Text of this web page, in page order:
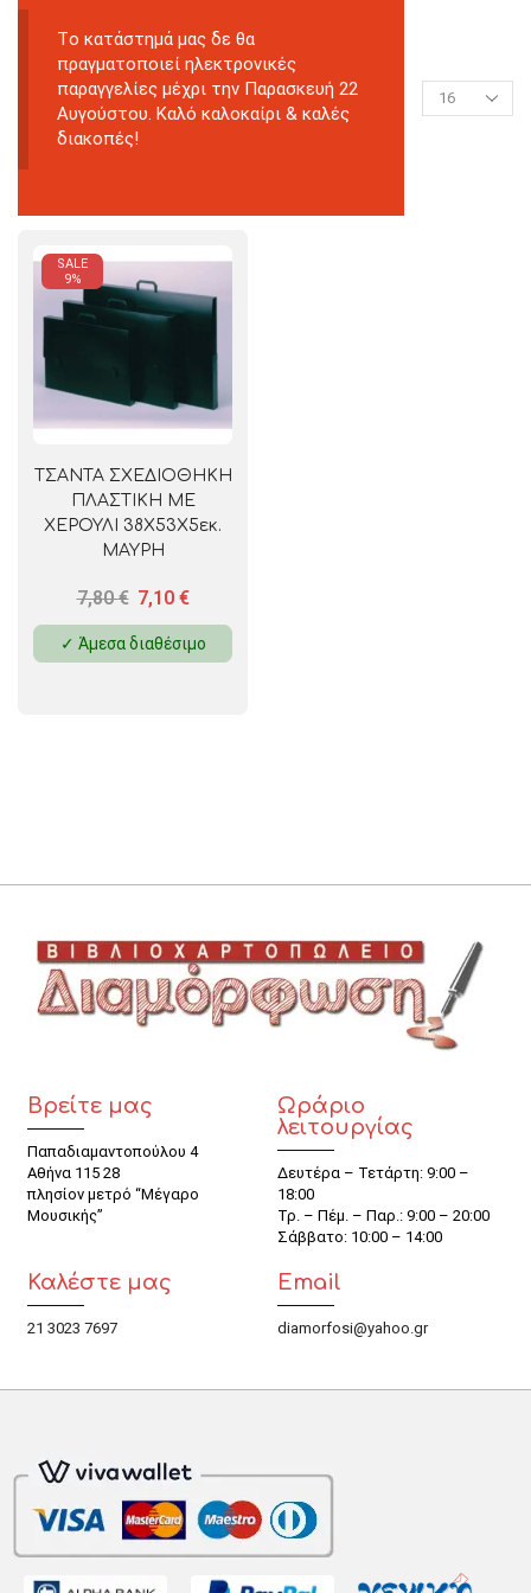
Tο κατάστημά μας δε θα
πραγματοποιεί ηλεκτρονικές
παραγγελίες μέχρι την Παρασκευή 22
Αυγούστου. Καλό καλοκαίρι & καλές
διακοπές!
SALE
9%
ΤΣΑΝΤΑ ΣΧΕΔΙΟΘΗΚΗ
ΠΛΑΣΤΙΚΗ ΜΕ
ΧΕΡΟΥΛΙ 38Χ53Χ5εκ.
ΜΑΥΡΗ
7,80€ 7,10 €
✓ Άμεσα διαθέσιμο
Βρείτε μας
Παπαδιαμαντοπούλου 4
Αθήνα 115 28
πλησίον μετρό “Μέγαρο
Μουσικής”
Ωράριο
λειτουργίας
Δευτέρα – Τετάρτη: 9:00 –
18:00
Τρ. – Πέμ. – Παρ.: 9:00 – 20:00
Σάββατο: 10:00 – 14:00
Καλέστε μας
21 3023 7697
Email
diamorfosi@yahoo.gr